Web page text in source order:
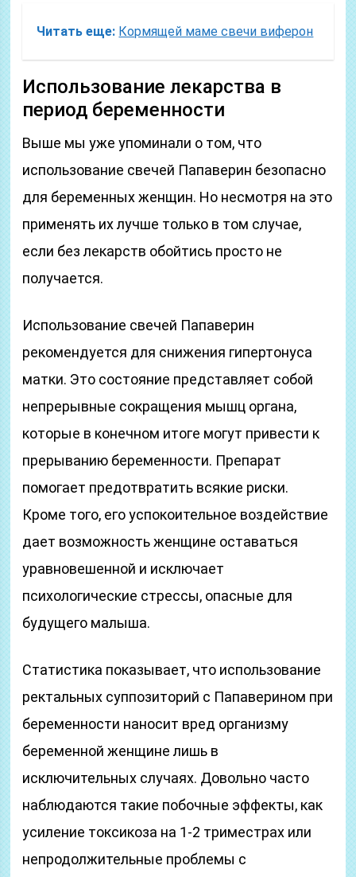
Читать еще: Кормящей маме свечи виферон
Использование лекарства в
период беременности
Выше мы уже упоминали о том, что
использование свечей Папаверин безопасно
для беременных женщин. Но несмотря на это
применять их лучше только в том случае,
если без лекарств обойтись просто не
получается.
Использование свечей Папаверин
рекомендуется для снижения гипертонуса
матки. Это состояние представляет собой
непрерывные сокращения мышц органа,
которые в конечном итоге могут привести к
прерыванию беременности. Препарат
помогает предотвратить всякие риски.
Кроме того, его успокоительное воздействие
дает возможность женщине оставаться
уравновешенной и исключает
психологические стрессы, опасные для
будущего малыша.
Статистика показывает, что использование
ректальных суппозиторий с Папаверином при
беременности наносит вред организму
беременной женщине лишь в
исключительных случаях. Довольно часто
наблюдаются такие побочные эффекты, как
усиление токсикоза на 1-2 триместрах или
непродолжительные проблемы с